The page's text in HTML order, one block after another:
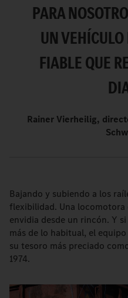
PARA
UN
FIABLE QUE
Rainer Vierheilig,
Bajando y subiendo a los
flexibilidad. Una locomotora
envidia desde un rincón. Y
más de lo habitual, el
su tesoro más preciado
1974.